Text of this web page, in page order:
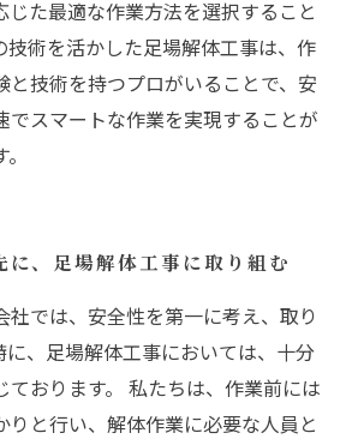
じた最適な作業方法を選択すること
技術を活かした足場解体工事は、作
と技術を持つプロがいることで、安
でスマートな作業を実現することが
に、足場解体工事に取り組む
社では、安全性を第一に考え、取り
に、足場解体工事においては、十分
ております。 私たちは、作業前には
りと行い、解体作業に必要な人員と